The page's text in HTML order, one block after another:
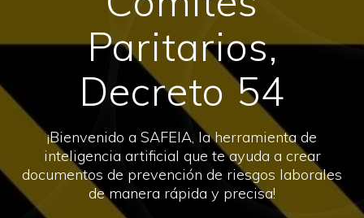
Paritarios,
Decreto 54
¡Bienvenido a SAFEIA, la herramienta de
inteligencia artificial que te ayuda a crear
documentos de prevención de riesgos laborales
de manera rápida y precisa!